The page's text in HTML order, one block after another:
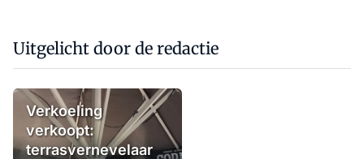
Uitgelicht door de redactie
Verkoeling
verkoopt:
terrasvernevelaar